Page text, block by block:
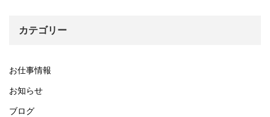
カテゴリー
お仕事情報
お知らせ
ブログ